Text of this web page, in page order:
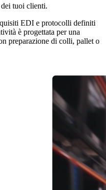
tuoi clienti.
EDI e protocolli definiti
è progettata per una
preparazione di colli, pallet o